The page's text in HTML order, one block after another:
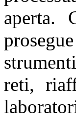
aperta.
reti,